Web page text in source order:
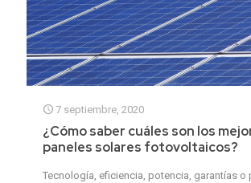
7 septiembre, 2020
¿Cómo saber cuáles son los
paneles solares fotovoltaicos?
Tecnología, eficiencia, potencia, garantías o